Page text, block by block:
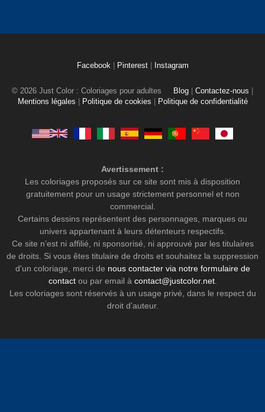
Facebook Pinterest Instagram
© 2026 Just Color : Coloriages pour adultes Blog Contactez-nous
Mentions légales
Politique de cookies Politique de confidentialité
Avertissement :
Les coloriages proposés sur ce site sont mis à disposition
gratuitement pour un usage strictement personnel et non
commercial.
Certains dessins représentent des personnages, marques ou
univers appartenant à leurs détenteurs respectifs.
Ce site n’est ni affilié, ni sponsorisé, ni approuvé par les titulaires
de droits. Si vous êtes titulaire de droits et souhaitez la suppression
d'un coloriage, merci de nous contacter via notre formulaire de
contactou par email à contact@justcolor.net.
Les coloriages sont réservés à un usage privé, dans le respect du
droit d’auteur.